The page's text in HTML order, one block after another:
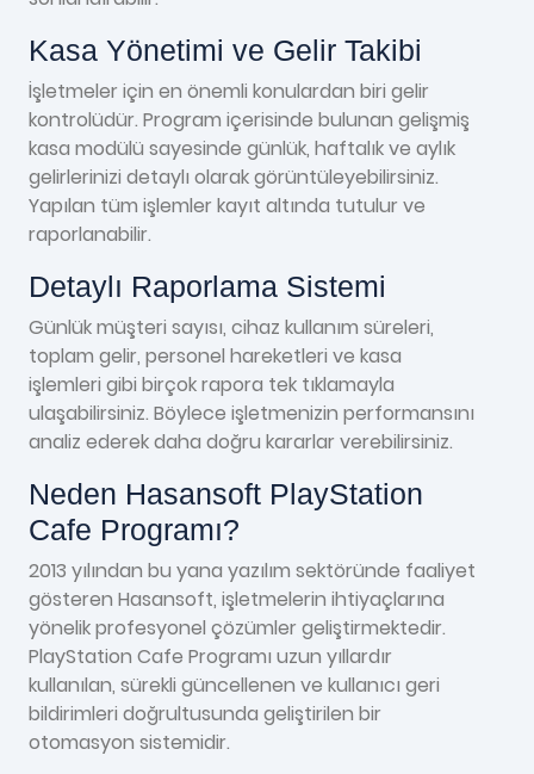
Kasa Yönetimi ve Gelir Takibi
İşletmeler için en önemli konulardan biri gelir
kontrolüdür. Program içerisinde bulunan gelişmiş
kasa modülü sayesinde günlük, haftalık ve aylık
gelirlerinizi detaylı olarak görüntüleyebilirsiniz.
Yapılan tüm işlemler kayıt altında tutulur ve
raporlanabilir.
Detaylı Raporlama Sistemi
Günlük müşteri sayısı, cihaz kullanım süreleri,
toplam gelir, personel hareketleri ve kasa
işlemleri gibi birçok rapora tek tıklamayla
ulaşabilirsiniz. Böylece işletmenizin performansını
analiz ederek daha doğru kararlar verebilirsiniz.
Neden Hasansoft PlayStation
Cafe Programı?
2013 yılından bu yana yazılım sektöründe faaliyet
gösteren Hasansoft, işletmelerin ihtiyaçlarına
yönelik profesyonel çözümler geliştirmektedir.
PlayStation Cafe Programı uzun yıllardır
kullanılan, sürekli güncellenen ve kullanıcı geri
bildirimleri doğrultusunda geliştirilen bir
otomasyon sistemidir.